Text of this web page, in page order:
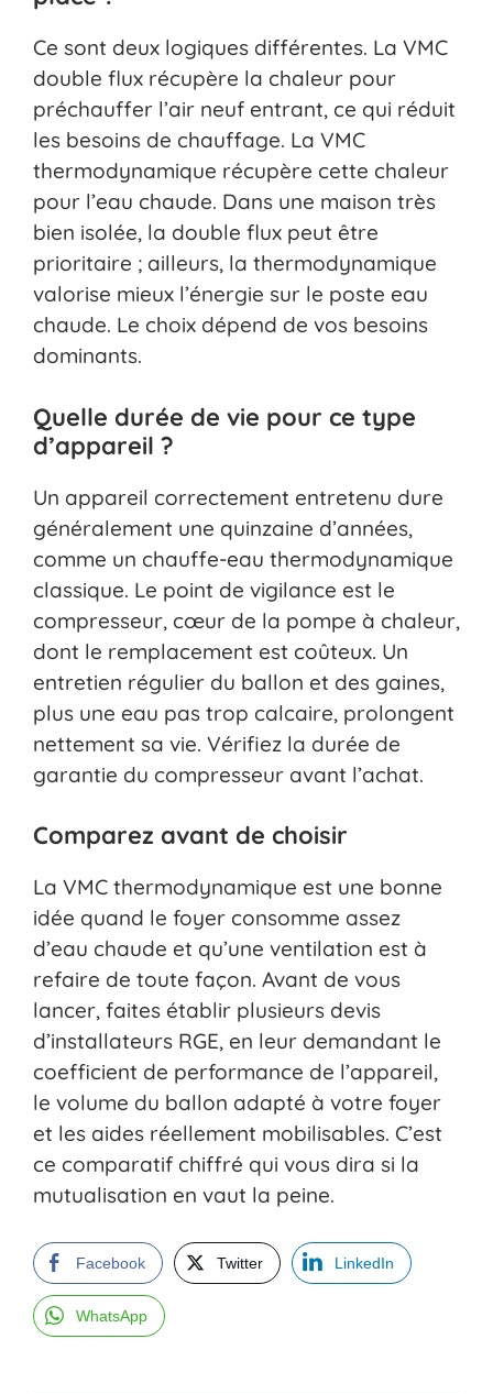
Ce sont deux logiques différentes. La VMC
double flux récupère la chaleur pour
préchauffer l’air neuf entrant, ce qui réduit
les besoins de chauffage. La VMC
thermodynamique récupère cette chaleur
pour l’eau chaude. Dans une maison très
bien isolée, la double flux peut être
prioritaire ; ailleurs, la thermodynamique
valorise mieux l’énergie sur le poste eau
chaude. Le choix dépend de vos besoins
dominants.
Quelle durée de vie pour ce type
d’appareil ?
Un appareil correctement entretenu dure
généralement une quinzaine d’années,
comme un chauffe-eau thermodynamique
classique. Le point de vigilance est le
compresseur, cœur de la pompe à chaleur,
dont le remplacement est coûteux. Un
entretien régulier du ballon et des gaines,
plus une eau pas trop calcaire, prolongent
nettement sa vie. Vérifiez la durée de
garantie du compresseur avant l’achat.
Comparez avant de choisir
La VMC thermodynamique est une bonne
idée quand le foyer consomme assez
d’eau chaude et qu’une ventilation est à
refaire de toute façon. Avant de vous
lancer, faites établir plusieurs devis
d’installateurs RGE, en leur demandant le
coefficient de performance de l’appareil,
le volume du ballon adapté à votre foyer
et les aides réellement mobilisables. C’est
ce comparatif chiffré qui vous dira si la
mutualisation en vaut la peine.
Facebook Twitter LinkedIn
WhatsApp